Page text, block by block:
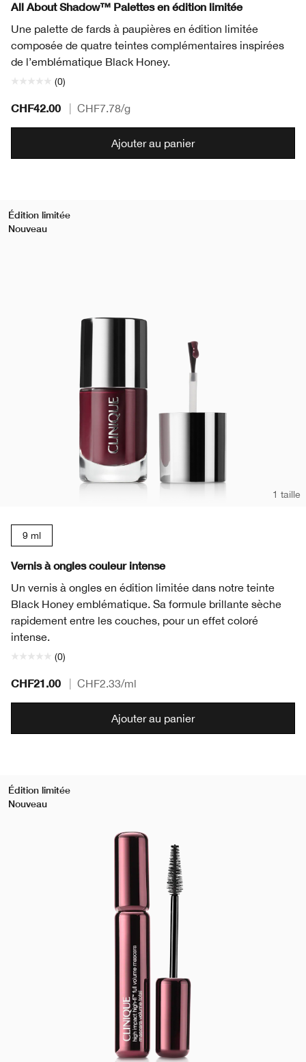
All About Shadow™ Palettes en édition limitée
Une palette de fards à paupières en édition limitée
composée de quatre teintes complémentaires inspirées
de l’emblématique Black Honey.
(0)
CHF42.00 CHF7.78/g
Ajouter au panier
Édition limitée
Nouveau
1 taille
9 ml
Vernis à ongles couleur intense
Un vernis à ongles en édition limitée dans notre teinte
Black Honey emblématique. Sa formule brillante sèche
rapidement entre les couches, pour un effet coloré
intense.
(0)
CHF21.00 CHF2.33/ml
Ajouter au panier
Édition limitée
Nouveau